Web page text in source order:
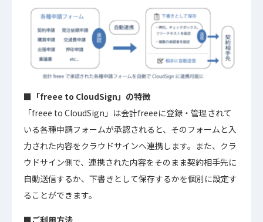
■「freee to CloudSign」の特徴
「freee to CloudSign」は会計freeeに登録・管理されて
いる各種申請フォームが承認されると、そのフォームと入
力された内容をクラウドサインへ連携します。また、クラ
ウドサイン側で、連携された内容をそのまま契約相手先に
自動送信するか、下書きとして保存するかを個別に設定す
ることができます。